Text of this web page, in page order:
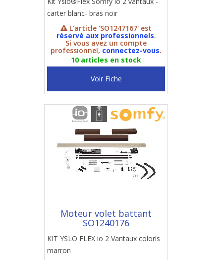
carter blanc- bras noir
L'article 'SO1247167' est
réservé aux professionnels.
Si vous avez un compte
professionnel, connectez-vous.
10 articles en stock
Voir Fiche
Moteur volet battant
SO1240176
KIT YSLO FLEX io 2 Vantaux coloris
marron